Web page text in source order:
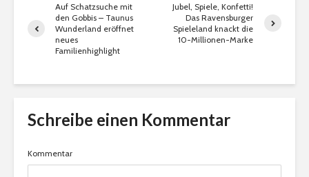
Auf Schatzsuche mit
den Gobbis – Taunus
Wunderland eröffnet
neues
Familienhighlight
Jubel, Spiele, Konfetti!
Das Ravensburger
Spieleland knackt die
10-Millionen-Marke
Schreibe einen Kommentar
Kommentar